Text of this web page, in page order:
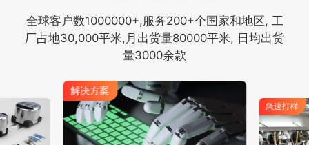
全球客户数1000000+,服务200+个国家和地区, 工
厂占地30,000平米,月出货量80000平米, 日均出货
量3000余款
解决方案
急速打样